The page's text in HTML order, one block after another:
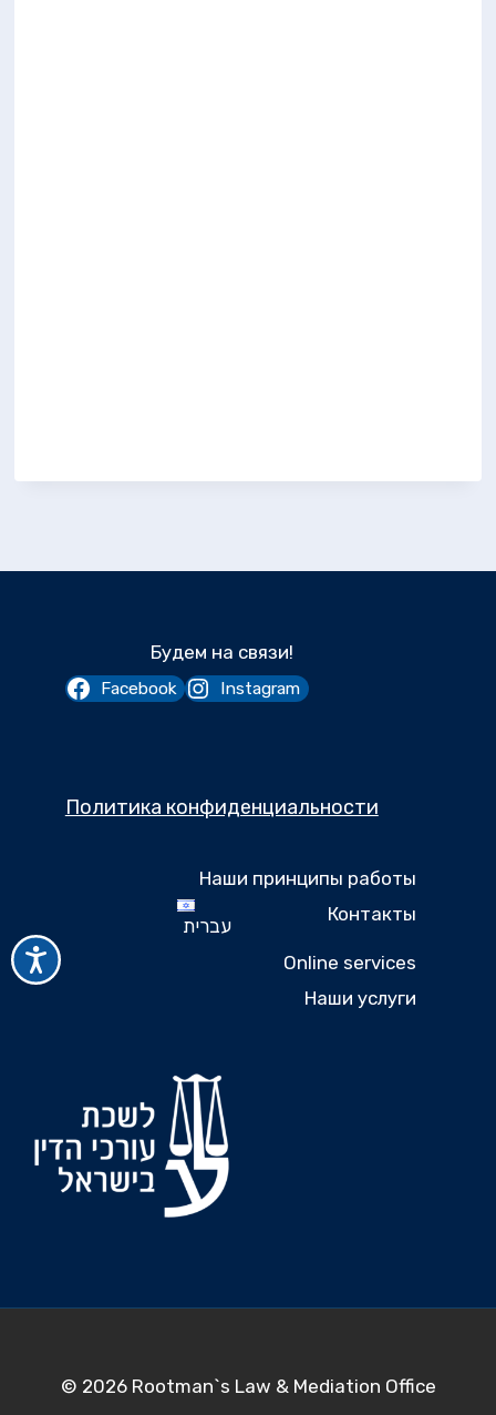
Будем на связи!
Facebook Instagram
Политика конфиденциальности
Наши принципы работы
עברית
Контакты
Online services
Наши услуги
© 2026 Rootman`s Law & Mediation Office